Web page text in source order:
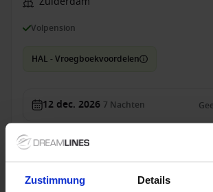
Zustimmung Details
Volpension
HAL - Vroegboekvoordelen
12 dec. 2026 7 Nachten
Binnenhutvan
€ 926